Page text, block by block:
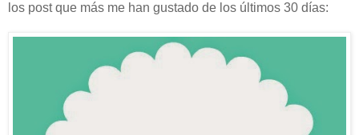
los post que más me han gustado de los últimos 30 días: